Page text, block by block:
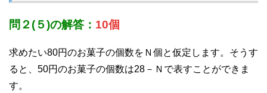
問２(５)の解答： 10個
求めたい80円のお菓子の個数をＮ個と仮定します。そうす
ると、50円のお菓子の個数は28－Ｎで表すことができま
す。